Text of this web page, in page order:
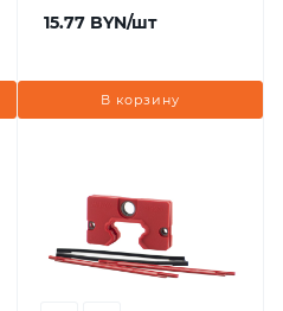
15.77 BYN/шт
В корзину